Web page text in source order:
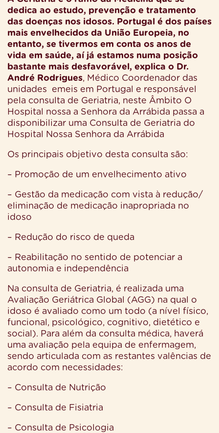
dedica ao estudo, prevenção e tratamento
das doenças nos idosos. Portugal é dos países
mais envelhecidos da União Europeia, no
entanto, se tivermos em conta os anos de
vida em saúde, aí já estamos numa posição
bastante mais desfavorável, explica o Dr.
André Rodrigues, Médico Coordenador das
unidades
emeis em Portugal e responsável
pela consulta de Geriatria, neste Âmbito O
Hospital nossa a Senhora da Arrábida passa a
disponibilizar uma Consulta de Geriatria do
Hospital Nossa Senhora da Arrábida
Os principais objetivo desta consulta são:
– Promoção de um envelhecimento ativo
– Gestão da medicação com vista à redução/
eliminação de medicação inapropriada no
idoso
– Redução do risco de queda
– Reabilitação no sentido de potenciar a
autonomia e independência
Na consulta de Geriatria, é realizada uma
Avaliação Geriátrica Global (AGG) na qual o
idoso é avaliado como um todo (a nível físico,
funcional, psicológico, cognitivo, dietético e
social). Para além da consulta médica, haverá
uma avaliação pela equipa de enfermagem,
sendo articulada com as restantes valências de
acordo com necessidades:
– Consulta de Nutrição
– Consulta de Fisiatria
– Consulta de Psicologia